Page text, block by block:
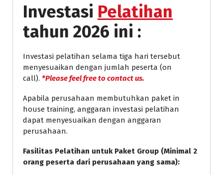
Investasi Pelatihan
tahun 2026 ini :
Investasi pelatihan selama tiga hari tersebut
menyesuaikan dengan jumlah peserta (on
call). *Please feel free to contact us.
Apabila perusahaan membutuhkan paket in
house training, anggaran investasi pelatihan
dapat menyesuaikan dengan anggaran
perusahaan.
Fasilitas Pelatihan untuk Paket Group (Minimal 2
orang peserta dari perusahaan yang sama):